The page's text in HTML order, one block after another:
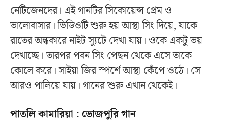
নেটিজেনদের। এই গানটির সিকোয়েন্স প্রেম ও
ভালোবাসার। ভিডিওটি শুরু হয় আস্থা সিং দিয়ে, যাকে
রাতের অন্ধকারে নাইট স্যুটে দেখা যায়। ওকে একটু ভয়
দেখাচ্ছে। তারপর পবন সিং পেছন থেকে এসে তাকে
কোলে করে। সাইয়া জির স্পর্শে আস্থা কেঁপে ওঠে। সে
আরও পালিয়ে যায়। গানের শুরু এখান থেকেই।
পাতলি কামারিয়া : ভোজপুরি গান